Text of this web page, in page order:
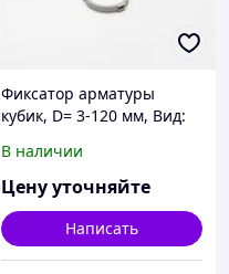
Фиксатор арматуры
кубик, D= 3-120 мм, Вид:
кубик..., S= 1,6-120 мм
В наличии
Цену уточняйте
Написать